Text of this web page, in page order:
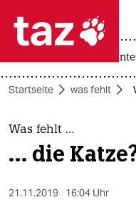
 taz
themen
politik
öko
usa
Startseite was fehlt
Was fehlt …
… die
21.11.2019 16:04 Uhr